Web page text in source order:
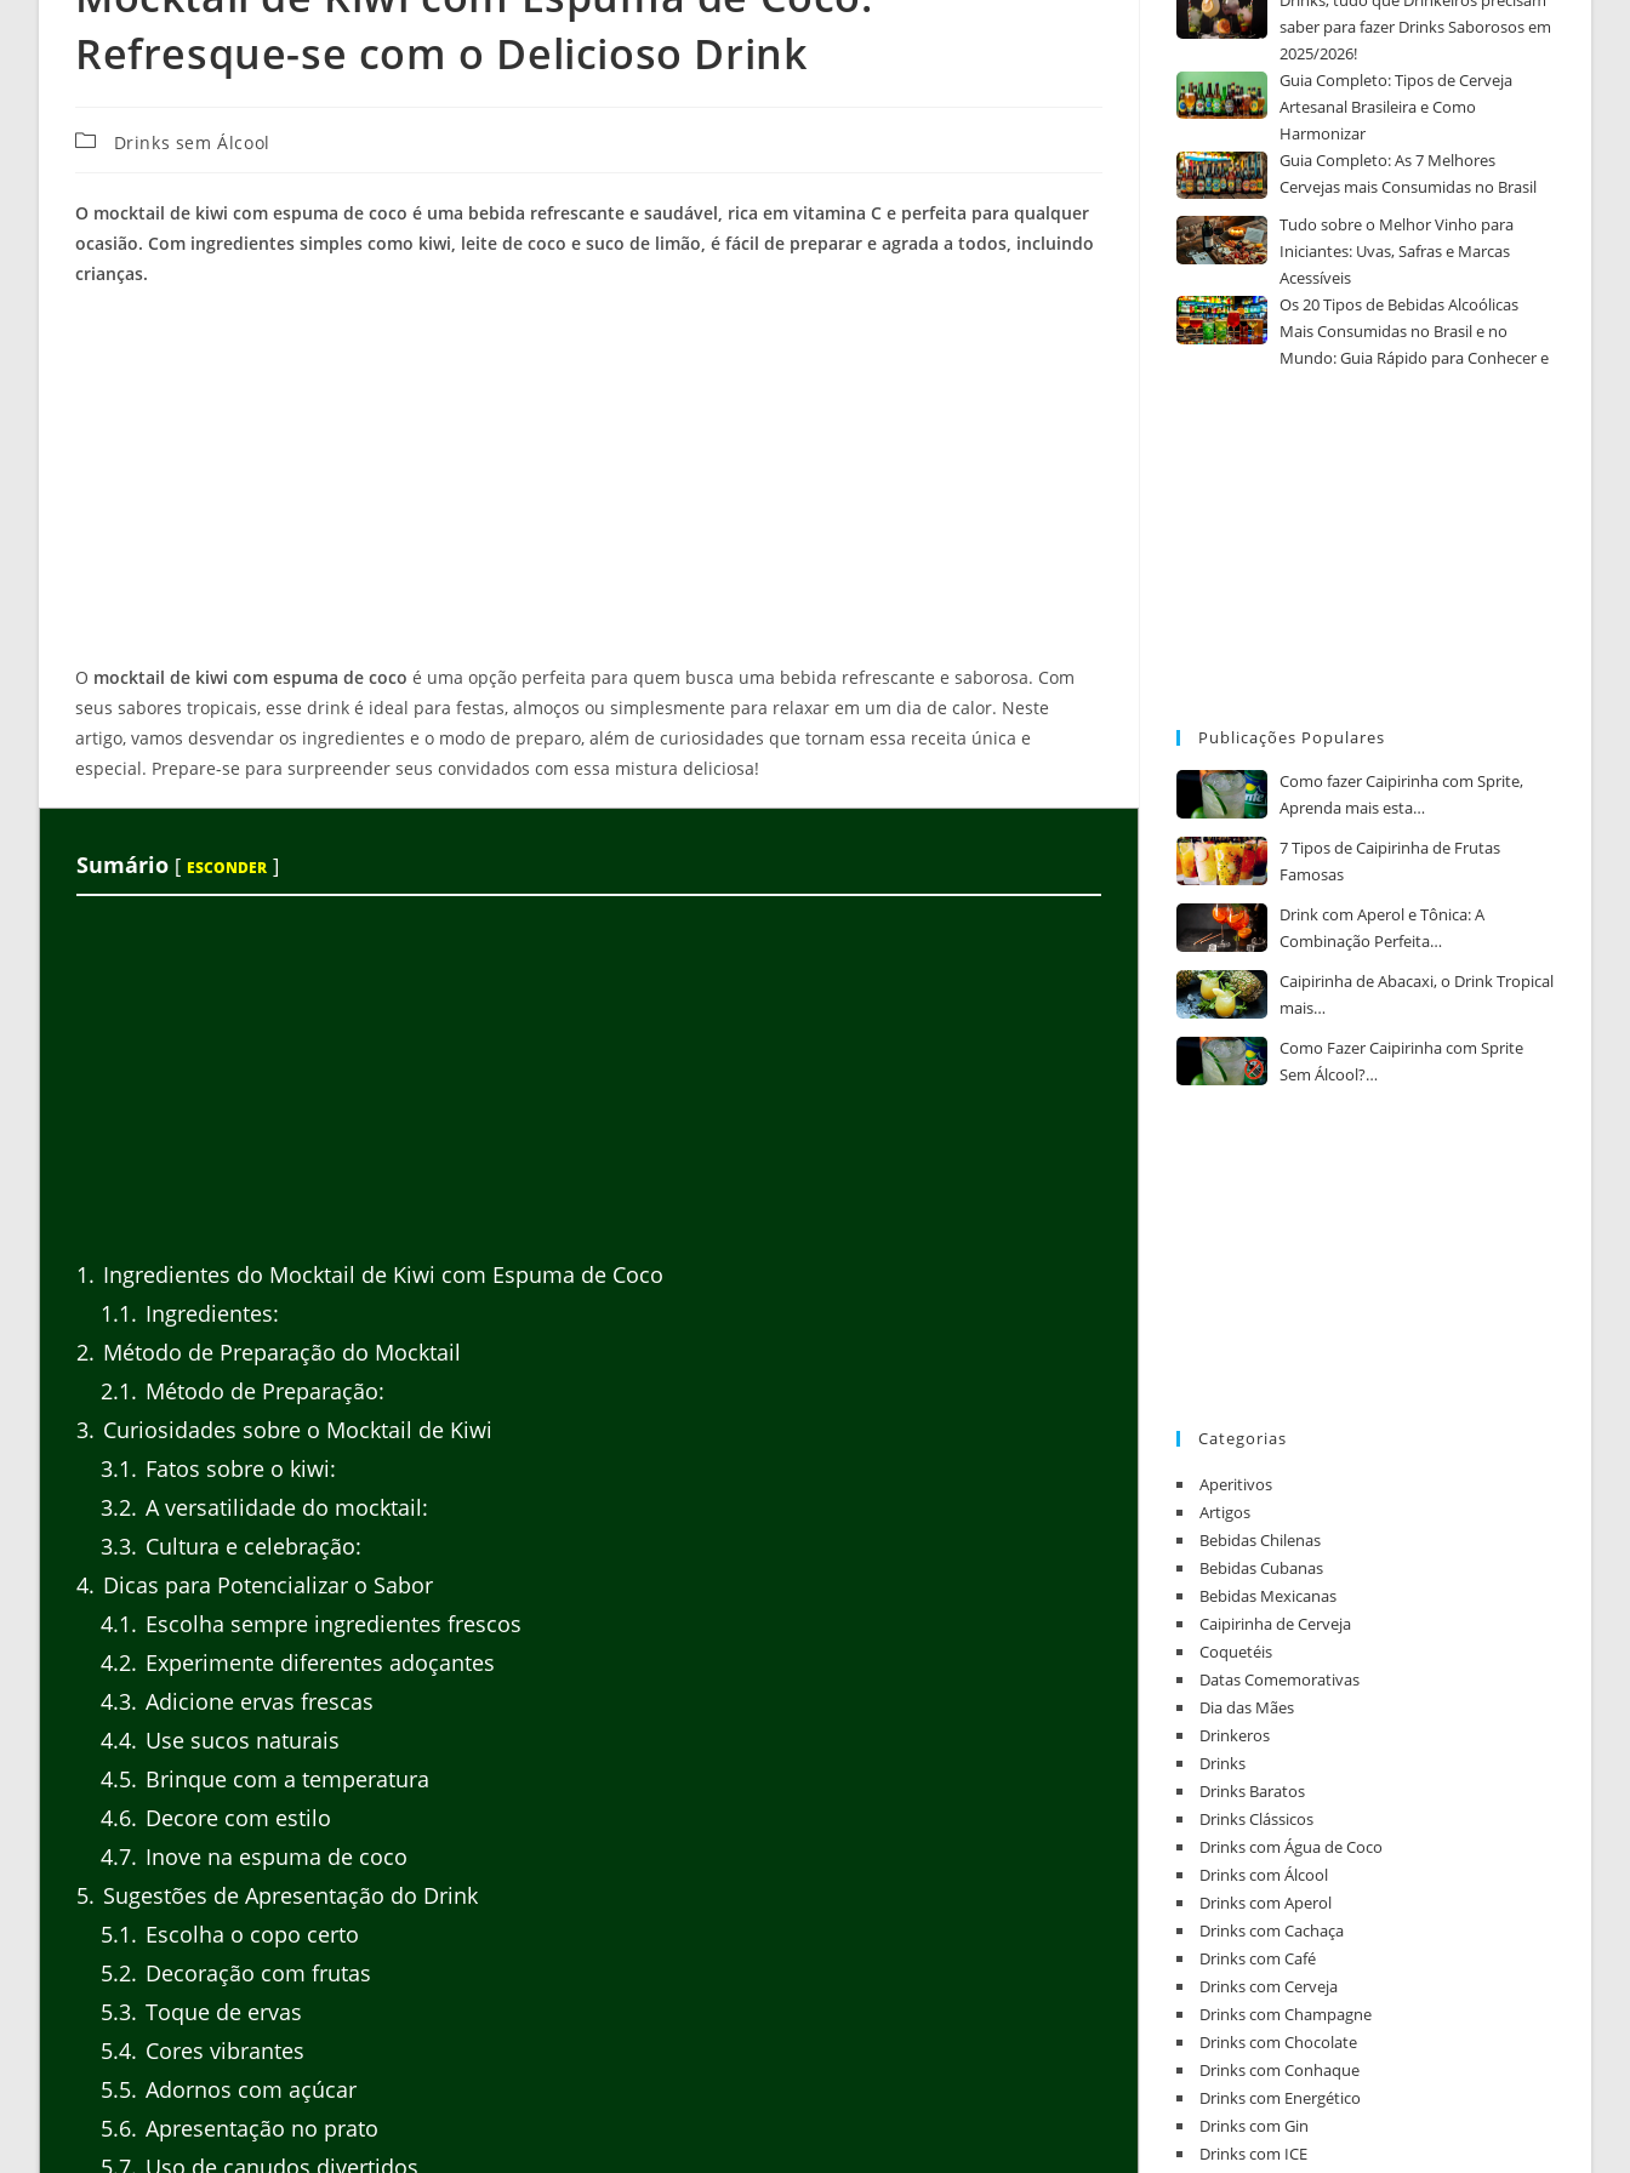
Refresque-se com o Delicioso Drink
CategoriaDrinks sem Álcool
O mocktail de kiwi com espuma de coco é uma bebida refrescante e saudável, rica em vitamina C e perfeita para qualquer
ocasião. Com ingredientes simples como kiwi, leite de coco e suco de limão, é fácil de preparar e agrada a todos, incluindo
crianças.
O mocktail de kiwi com espuma de coco é uma opção perfeita para quem busca uma bebida refrescante e saborosa. Com
seus sabores tropicais, esse drink é ideal para festas, almoços ou simplesmente para relaxar em um dia de calor. Neste
artigo, vamos desvendar os ingredientes e o modo de preparo, além de curiosidades que tornam essa receita única e
especial. Prepare-se para surpreender seus convidados com essa mistura deliciosa!
Sumário [ ESCONDER ]
1
Ingredientes do Mocktail de Kiwi com Espuma de Coco
1.1
Ingredientes:
2 Método de Preparação do Mocktail
2.1
Método de Preparação:
3 Curiosidades sobre o Mocktail de Kiwi
3.1
Fatos sobre o kiwi:
3.2 A versatilidade do mocktail:
3.3 Cultura e celebração:
4 Dicas para Potencializar o Sabor
4.1
Escolha sempre ingredientes frescos
4.2 Experimente diferentes adoçantes
4.3 Adicione ervas frescas
4.4 Use sucos naturais
4.5 Brinque com a temperatura
4.6 Decore com estilo
4.7 Inove na espuma de coco
5 Sugestões de Apresentação do Drink
5.1
Escolha o copo certo
5.2 Decoração com frutas
5.3 Toque de ervas
5.4 Cores vibrantes
5.5 Adornos com açúcar
5.6 Apresentação no prato
5.7 Uso de canudos divertidos
saber para fazer Drinks Saborosos em
2025/2026!
Guia Completo: Tipos de Cerveja
Artesanal Brasileira e Como
Harmonizar
Guia Completo: As 7 Melhores
Cervejas mais Consumidas no Brasil
Tudo sobre o Melhor Vinho para
Iniciantes: Uvas, Safras e Marcas
Acessíveis
Os 20 Tipos de Bebidas Alcoólicas
Mais Consumidas no Brasil e no
Mundo: Guia Rápido para Conhecer e
Publicações Populares
Como fazer Caipirinha com Sprite,
Aprenda mais esta…
7 Tipos de Caipirinha de Frutas
Famosas
Drink com Aperol e Tônica: A
Combinação Perfeita…
Caipirinha de Abacaxi, o Drink Tropical
mais…
Como Fazer Caipirinha com Sprite
Sem Álcool?…
Categorias
Aperitivos
Artigos
Bebidas Chilenas
Bebidas Cubanas
Bebidas Mexicanas
Caipirinha de Cerveja
Coquetéis
Datas Comemorativas
Dia das Mães
Drinkeros
Drinks
Drinks Baratos
Drinks Clássicos
Drinks com Água de Coco
Drinks com Álcool
Drinks com Aperol
Drinks com Cachaça
Drinks com Café
Drinks com Cerveja
Drinks com Champagne
Drinks com Chocolate
Drinks com Conhaque
Drinks com Energético
Drinks com Gin
Drinks com ICE